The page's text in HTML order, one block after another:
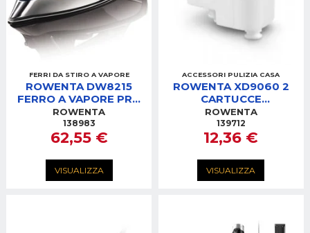
FERRI DA STIRO A VAPORE
ROWENTA DW8215
FERRO A VAPORE PRO
MASTER
ROWENTA
138983
62,55 €
VISUALIZZA
ACCESSORI PULIZIA CASA
ROWENTA XD9060 2
CARTUCCE
ANTICALCARE EASY
TEAM
VR7040/7041/7261/5121
ROWENTA
139712
12,36 €
VISUALIZZA